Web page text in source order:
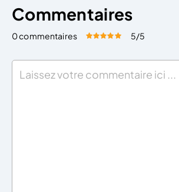
Commentaires
0 commentaires Évaluez cet article:
5/5